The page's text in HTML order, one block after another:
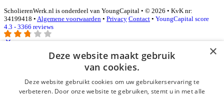
ScholierenWerk.nl is onderdeel van YoungCapital • © 2026 • KvK nr:
34199418 • Algemene voorwaarden • Privacy Contact • YoungCapital score
4.3 - 3366 reviews
Inloggen als bedrijf
E-mail*
×
Deze website maakt gebruik
van cookies.
Deze website gebruikt cookies om uw gebruikerservaring te
verbeteren. Door onze website te gebruiken, stemt u in met alle